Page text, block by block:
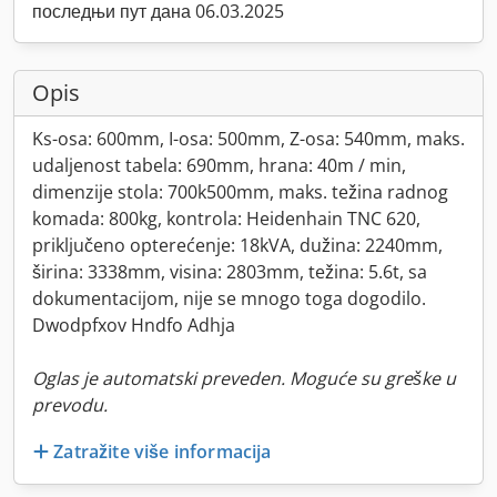
последњи пут дана 06.03.2025
Opis
Ks-osa: 600mm, I-osa: 500mm, Z-osa: 540mm, maks.
udaljenost tabela: 690mm, hrana: 40m / min,
dimenzije stola: 700k500mm, maks. težina radnog
komada: 800kg, kontrola: Heidenhain TNC 620,
priključeno opterećenje: 18kVA, dužina: 2240mm,
širina: 3338mm, visina: 2803mm, težina: 5.6t, sa
dokumentacijom, nije se mnogo toga dogodilo.
Dwodpfxov Hndfo Adhja
Oglas je automatski preveden. Moguće su greške u
prevodu.
Zatražite više informacija